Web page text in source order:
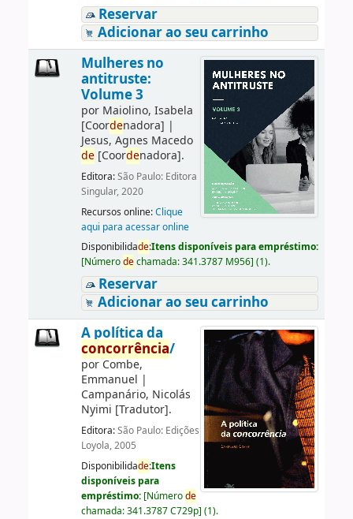
Reservar
Adicionar ao seu carrinho
Mulheres no
antitruste:
Volume 3
por Maiolino, Isabela
[Coordenadora] |
Jesus, Agnes Macedo
de[Coordenadora].
Editora:São Paulo: Editora
Singular, 2020
Recursos online:Clique
aqui para acessar online
Disponibilidade:Itens disponíveis para empréstimo:
[Númerodechamada:341.3787 M956] (1).
Reservar
Adicionar ao seu carrinho
A política da
concorrência/
porCombe,
Emmanuel |
Campanário, Nicolás
Nyimi [Tradutor].
Editora:São Paulo: Edições
Loyola, 2005
Disponibilidade:Itens
disponíveis para
empréstimo: [Númerode
chamada:341.3787 C729p] (1).